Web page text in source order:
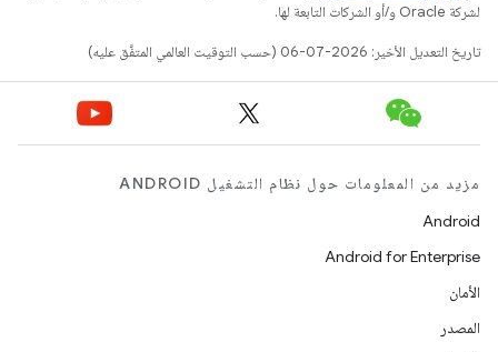
لشركة Oracle و/أو الشركات التابعة لها.
تاريخ التعديل الأخير: 2026-07-06 (حسب التوقيت العالمي المتفَّق عليه)
مزيد من المعلومات حول نظام التشغيل ANDROID
Android
Android for Enterprise
الأمان
المصدر